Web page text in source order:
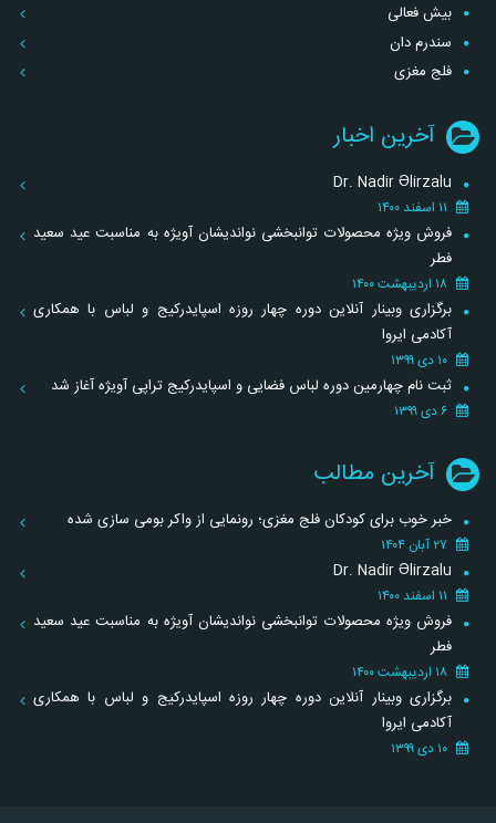
بیش فعالی
سندرم دان
فلج مغزی
آخرین اخبار
Dr. Nadir Əlirzalu
فروش ویژه محصولات توانبخشی نواندیشان آویژه به مناسبت عید سعید
فطر
برگزاری وبینار آنلاین دوره چهار روزه اسپایدرکیج و لباس با همکاری
آکادمی ایروا
ثبت نام چهارمین دوره لباس فضایی و اسپایدرکیج تراپی آویژه آغاز شد
آخرین مطالب
خبر خوب برای کودکان فلج مغزی؛ رونمایی از واکر بومی سازی شده
Dr. Nadir Əlirzalu
فروش ویژه محصولات توانبخشی نواندیشان آویژه به مناسبت عید سعید
فطر
برگزاری وبینار آنلاین دوره چهار روزه اسپایدرکیج و لباس با همکاری
آکادمی ایروا